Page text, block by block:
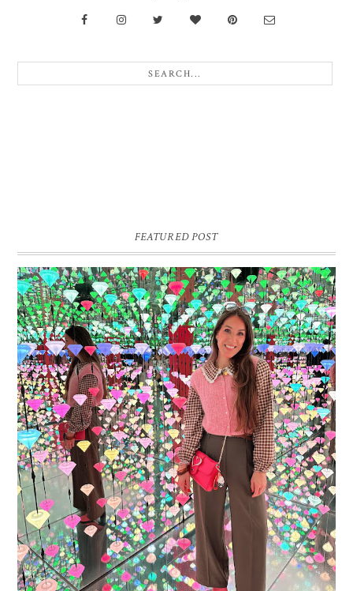
FEATURED POST
16 JAAR SPRINKLES ON A CUPCAKE
Vandaag is het weer zo’n moment waarop ik even bewust op de
pauzeknop duw, want Sprinkles on a Cupcake bestaat 16 jaar. Zestien.
Dat blijft ...